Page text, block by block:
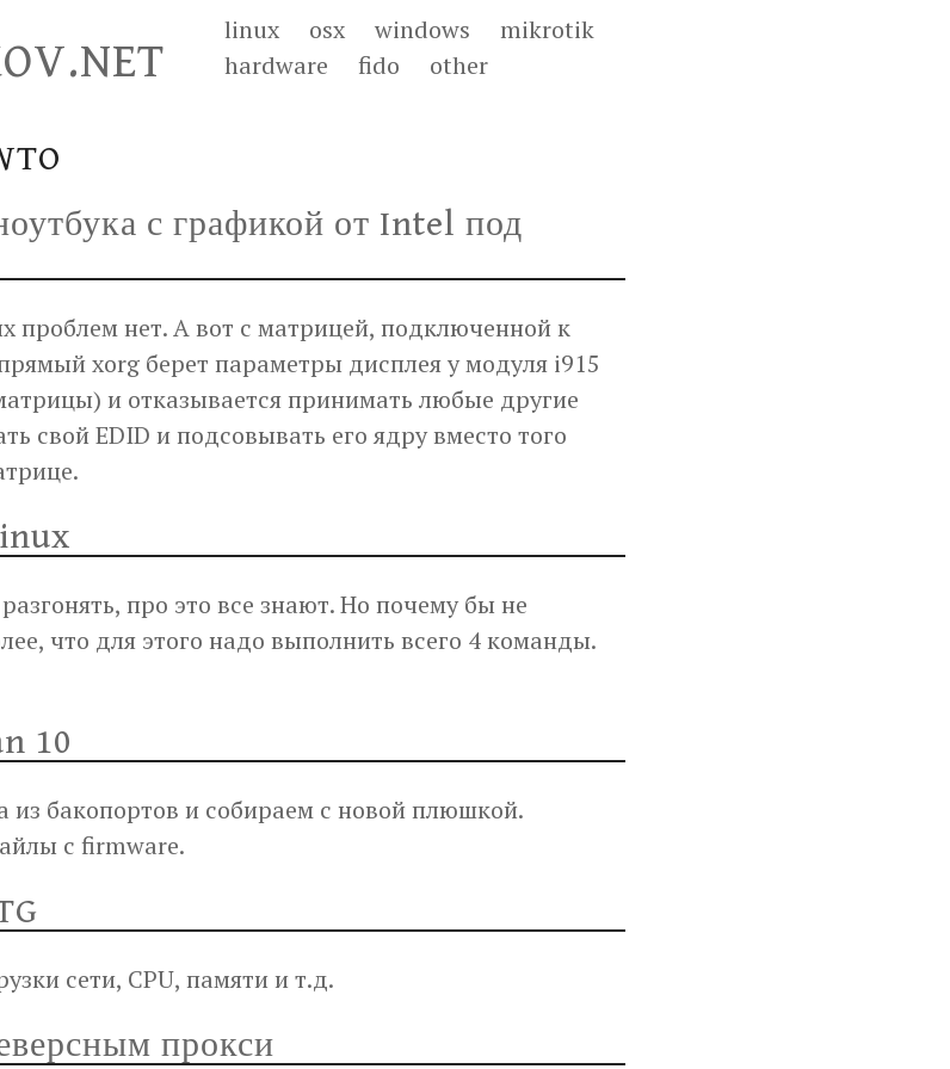
linux osx windows
mikrotik
hardware
fido other
с графикой от Intel под
проблем нет. А вот с матрицей, подключенной к
xorg берет параметры дисплея у модуля i915
и отказывается принимать любые другие
свой EDID и подсовывать его ядру вместо того
про это все знают. Но почему бы не
что для этого надо выполнить всего 4 команды.
10
из бакопортов и собираем с новой плюшкой.
с firmware.
сети, CPU, памяти и т.д.
прокси